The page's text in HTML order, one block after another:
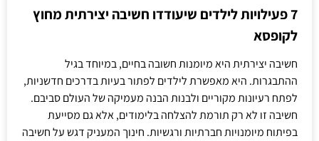
7 פעילויות לילדים שיעודדו חשיבה יצירתית מחוץ
לקופסא
חשיבה יצירתית היא מיומנות חשובה בחיים, במיוחד בגיל
ההתבגרות. היא מאפשרת לילדים לפתור בעיות בדרכים חדשניות,
לפתח רעיונות מקוריים ולבנות הבנה מעמיקה של העולם סביבם.
חשיבה זו לא רק תורמת להצלחה בלימודים, אלא גם מסייעת
בפיתוח מיומנויות חברתיות ורגשיות. חינוך המעניק דגש על חשיבה